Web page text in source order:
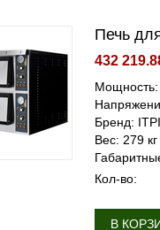
Печь
432
Мощность:
Бренд:
Вес: 279 кг
Кол-во:
В